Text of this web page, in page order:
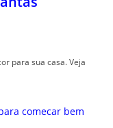
para sua casa. Veja